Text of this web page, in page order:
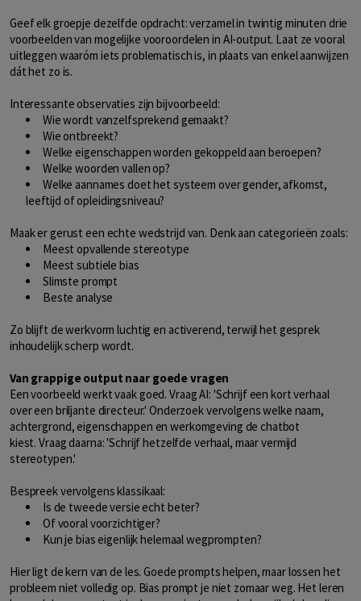
Geef elk groepje dezelfde opdracht: verzamel in twintig minuten drie
voorbeelden van mogelijke vooroordelen in AI-output. Laat ze vooral
uitleggen waaróm iets problematisch is, in plaats van enkel aanwijzen
dát het zo is.
Interessante observaties zijn bijvoorbeeld:
Wie wordt vanzelfsprekend gemaakt?
Wie ontbreekt?
Welke eigenschappen worden gekoppeld aan beroepen?
Welke woorden vallen op?
Welke aannames doet het systeem over gender, afkomst,
leeftijd of opleidingsniveau?
Maak er gerust een echte wedstrijd van. Denk aan categorieën zoals:
Meest opvallende stereotype
Meest subtiele bias
Slimste prompt
Beste analyse
Zo blijft de werkvorm luchtig en activerend, terwijl het gesprek
inhoudelijk scherp wordt.
Van grappige output naar goede vragen
Een voorbeeld werkt vaak goed. Vraag AI: 'Schrijf een kort verhaal
over een briljante directeur.' Onderzoek vervolgens welke naam,
achtergrond, eigenschappen en werkomgeving de chatbot
kiest. Vraag daarna: 'Schrijf hetzelfde verhaal, maar vermijd
stereotypen.'
Bespreek vervolgens klassikaal:
Is de tweede versie echt beter?
Of vooral voorzichtiger?
Kun je bias eigenlijk helemaal wegprompten?
Hier ligt de kern van de les. Goede prompts helpen, maar lossen het
probleem niet volledig op. Bias prompt je niet zomaar weg. Het leren